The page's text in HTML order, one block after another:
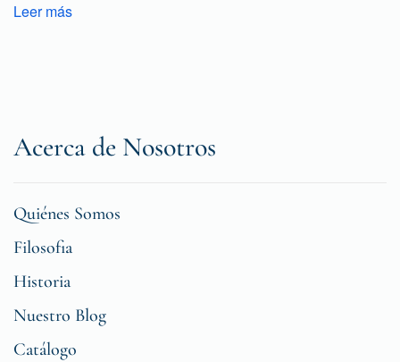
Leer más
Acerca de Nosotros
Quiénes Somos
Filosofia
Historia
Nuestro Blog
Catálogo